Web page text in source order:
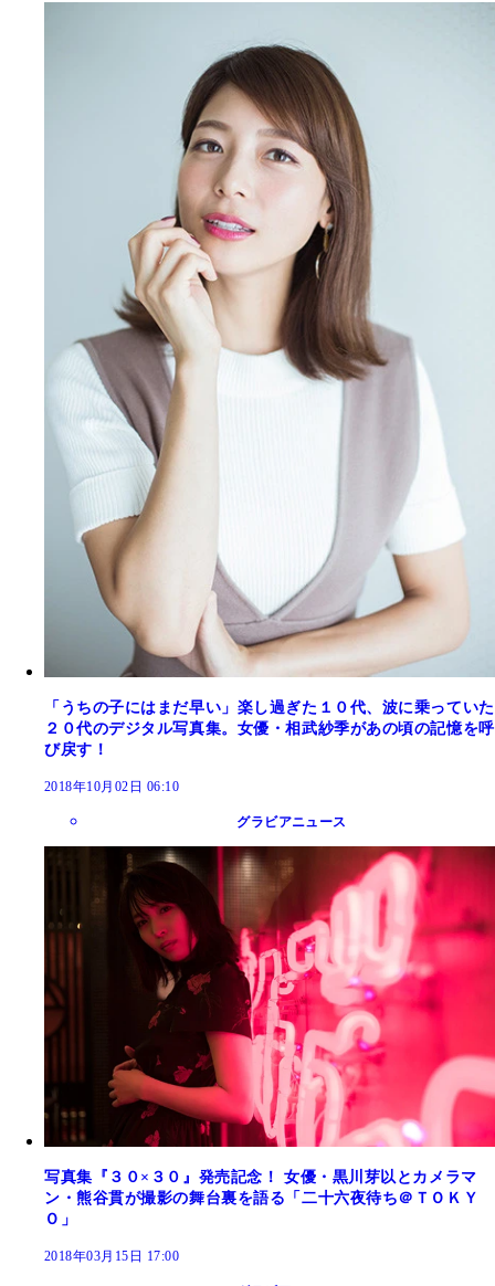
「うちの子にはまだ早い」楽し過ぎた１０代、波に乗っていた
２０代のデジタル写真集。女優・相武紗季があの頃の記憶を呼
び戻す！
2018年10月02日 06:10
グラビアニュース
写真集『３０×３０』発売記念！ 女優・黒川芽以とカメラマ
ン・熊谷貫が撮影の舞台裏を語る「二十六夜待ち＠ＴＯＫＹ
Ｏ」
2018年03月15日 17:00